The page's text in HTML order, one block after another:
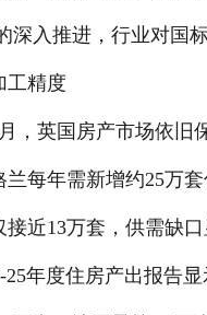
深入推进，行业对国
工精度
英国房产市场依旧
兰每年需新增约25万
近13万套，供需缺口
25年度住房产出报告